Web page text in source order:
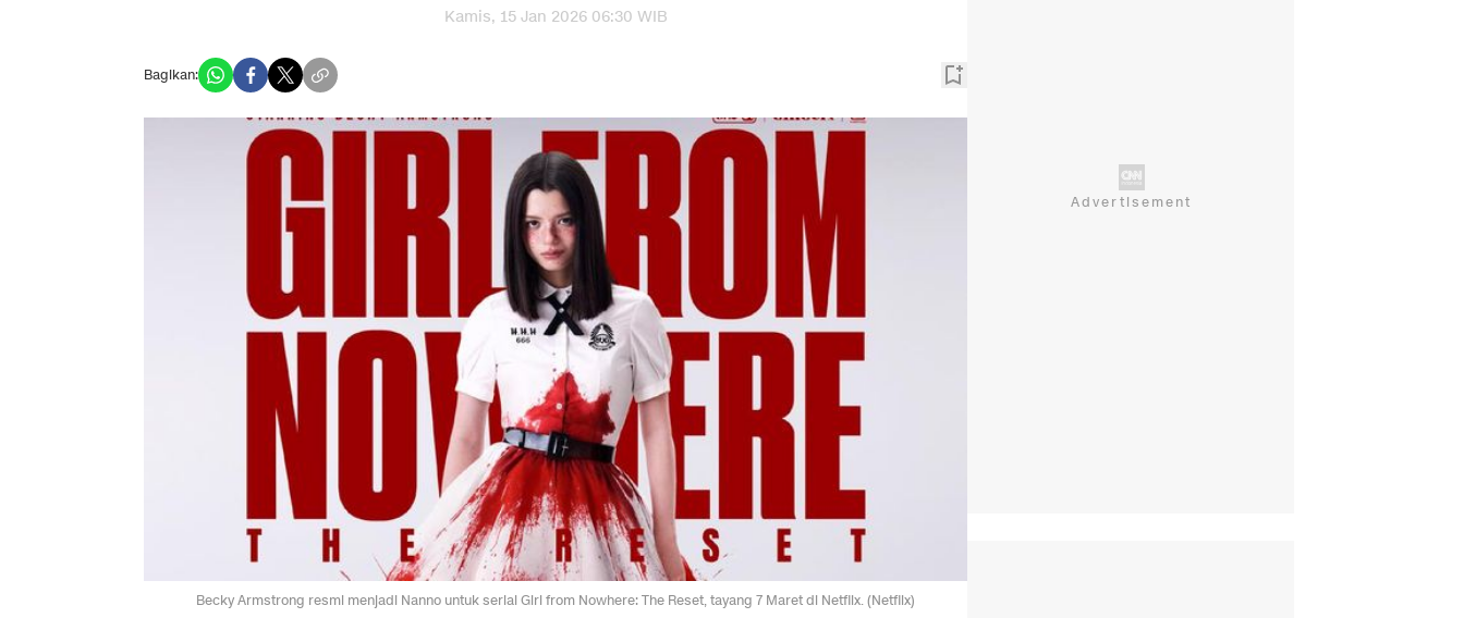
Kamis, 15 Jan 2026 06:30 WIB
Bagikan:
Becky Armstrong resmi menjadi Nanno untuk serial Girl from Nowhere: The Reset, tayang 7 Maret di Netflix. (Netflix)